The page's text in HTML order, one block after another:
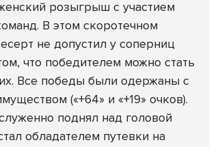
розыгрыш с участием
В этом скоротечном
не допустил у соперниц
что победителем можно стать
Все победы были одержаны с
(«+64» и «+19» очков).
поднял над головой
обладателем путевки на